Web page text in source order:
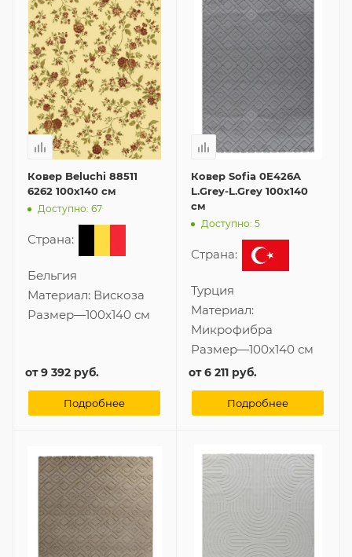
Ковер Beluchi 88511
6262 100x140 см
Доступно: 67
Страна:
Бельгия
Материал: Вискоза
Размер—100x140 см
от9 392 руб.
Подробнее
Ковер Sofia 0E426A
L.Grey-L.Grey 100x140
см
Доступно: 5
Страна:
Турция
Материал:
Микрофибра
Размер—100x140 см
от6 211 руб.
Подробнее